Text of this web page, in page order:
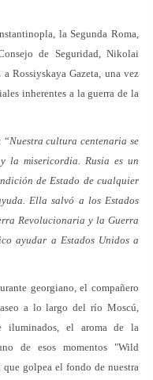
la Segunda Roma,
de Seguridad, Nikolai
Rossiyskaya Gazeta, una vez
inherentes a la guerra de la
“Nuestra cultura centenaria se
la misericordia. Rusia es un
de Estado de cualquier
Ella salvó a los Estados
Revolucionaria y la Guerra
ayudar a Estados Unidos a
georgiano, el compañero
a lo largo del río Moscú,
iluminados, el aroma de la
de esos momentos "Wild
que golpea el fondo de nuestra